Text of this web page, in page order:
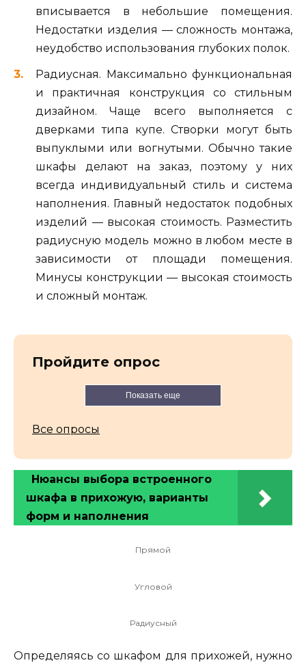
вписывается в небольшие помещения.
Недостатки изделия — сложность монтажа,
неудобство использования глубоких полок.
Радиусная. Максимально функциональная
и практичная конструкция со стильным
дизайном. Чаще всего выполняется с
дверками типа купе. Створки могут быть
выпуклыми или вогнутыми. Обычно такие
шкафы делают на заказ, поэтому у них
всегда индивидуальный стиль и система
наполнения. Главный недостаток подобных
изделий — высокая стоимость. Разместить
радиусную модель можно в любом месте в
зависимости от площади помещения.
Минусы конструкции — высокая стоимость
и сложный монтаж.
Пройдите опрос
Показать еще
Все опросы
Нюансы выбора встроенного
шкафа в прихожую, варианты
форм и наполнения
Прямой
Угловой
Радиусный
Определяясь со шкафом для прихожей, нужно